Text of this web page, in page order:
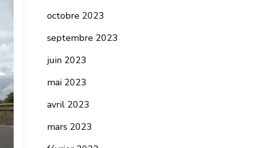
octobre 2023
septembre 2023
juin 2023
mai 2023
avril 2023
mars 2023